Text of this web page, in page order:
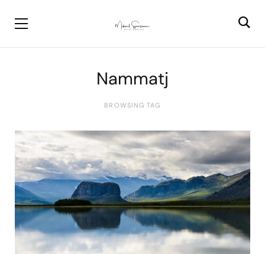
Nammatj
BROWSING TAG